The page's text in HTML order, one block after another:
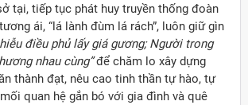
tại, tiếp tục phát huy truyền thống đoàn
ái, “lá lành đùm lá rách”, luôn giữ gìn
điều phủ lấy giá gương; Người trong
nhau cùng”để chăm lo xây dựng
thành đạt, nêu cao tinh thần tự hào, tự
quan hệ gắn bó với gia đình và quê